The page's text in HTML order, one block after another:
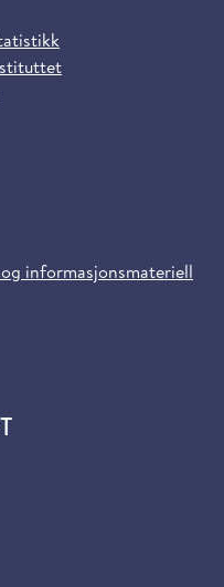
informasjonsmateriell